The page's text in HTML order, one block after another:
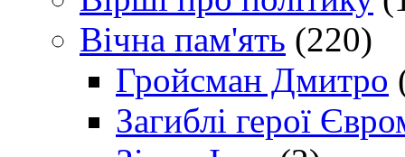
Вічна пам'ять (220)
Гройсман Дмитро
Загиблі герої